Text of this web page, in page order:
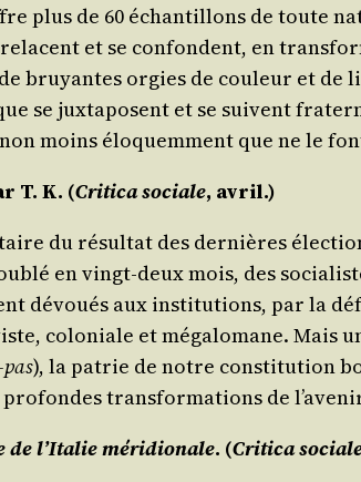
plus de 60 échan­tillons de toute
et se confondent, en
bruyantes orgies de cou­leur et
se jux­ta­posent et se suivent
moins élo­quem­ment que ne le
T. K. (Cri­ti­ca sociale, avril.)
du résul­tat des der­nières
en vingt-deux mois, des
dévoués aux ins­ti­tu­tions, par la
colo­niale et méga­lo­mane. Mais
), la patrie de notre consti­tu­tion
trans­for­ma­tions de
de l’I­ta­lie méri­dio­nale. (Cri­ti­ca